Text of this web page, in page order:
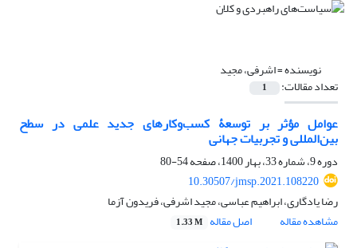
نویسنده =اشرفی، مجید
تعداد مقالات: 1
عوامل مؤثر بر توسعۀ کسب‌‌وکارهای جدید علمی در سطح
بین‌المللی و تجربیات جهانی
دوره 9، شماره 33، بهار 1400، صفحه
54-80
10.30507/jmsp.2021.108220
رضا یادگاری، ابراهیم عباسی، مجید اشرفی، فریدون آزما
مشاهده مقاله
اصل مقاله 1.33 M